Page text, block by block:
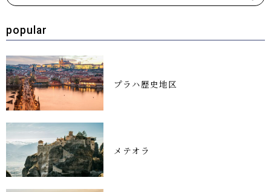
popular
プラハ歴史地区
メテオラ